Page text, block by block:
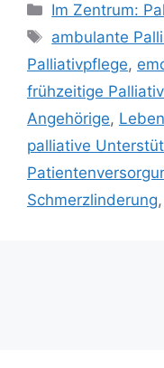
Im Zentrum:
ambulante
Palliativpflege,
frühzeitige
Angehörige,
palliative
Schmerzlinderung,